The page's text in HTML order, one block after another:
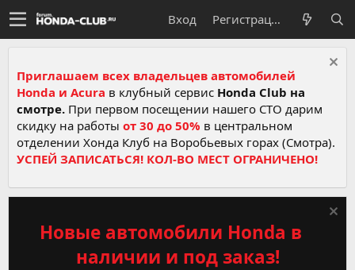
Вход Регистрация
Приглашаем всех владельцев автомобилей
Honda и Acura в клубный сервис Honda Club на
смотре. При первом посещении нашего СТО дарим
скидку на работы от 30 до 50% в центральном
отделении Хонда Клуб на Воробьевых горах (Смотра).
УСПЕЙ ЗАПИСАТЬСЯ! КОЛ-ВО МЕСТ ОГРАНИЧЕНО!
Новые автомобили Honda в
наличии и под заказ!